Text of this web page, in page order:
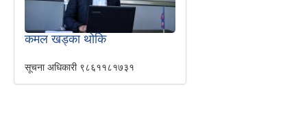
कमल खड्का थोकि
सूचना अधिकारी ९८६११८१७३१